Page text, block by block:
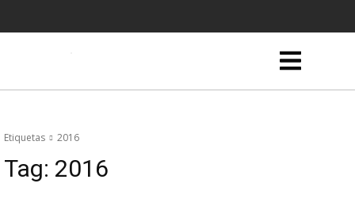
Etiquetas 2016
Tag: 2016